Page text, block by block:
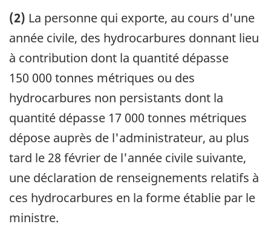
(2) La personne qui exporte, au cours d'une
année civile, des hydrocarbures donnant lieu
à contribution dont la quantité dépasse
150 000 tonnes métriques ou des
hydrocarbures non persistants dont la
quantité dépasse 17 000 tonnes métriques
dépose auprès de l'administrateur, au plus
tard le 28 février de l'année civile suivante,
une déclaration de renseignements relatifs à
ces hydrocarbures en la forme établie par le
ministre.